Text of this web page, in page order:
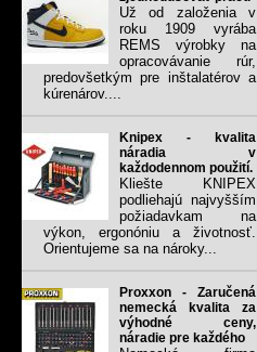
Už od založenia v
roku 1909 vyrába
REMS výrobky na
opracovávanie rúr,
predovšetkým pre inštalatérov a
kúrenárov....
Knipex - kvalita
náradia v
každodennom použití.
Kliešte KNIPEX
podliehajú najvyšším
požiadavkam na
výkon, ergonóniu a životnosť.
Orientujeme sa na nároky...
Proxxon - Zaručená
nemecká kvalita za
výhodné ceny,
náradie pre každého